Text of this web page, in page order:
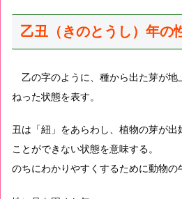
乙丑（きのとうし）年の
乙の字のように、種から出た芽が地
ねった状態を表す。
丑は「紐」をあらわし、植物の芽が
ことができない状態を意味する。
のちにわかりやすくするために動物の